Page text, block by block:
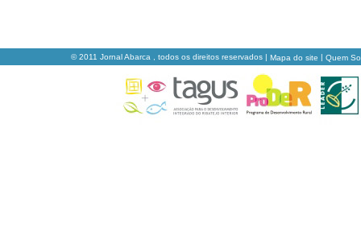
© 2011 Jornal Abarca , todos os direitos reservados | Mapa do site | Quem